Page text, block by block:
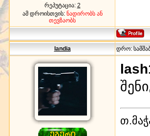
რეპუტაცია: 2
ამ დროისთვის: ნადირობს ან
თევზაობს
landia დრო: